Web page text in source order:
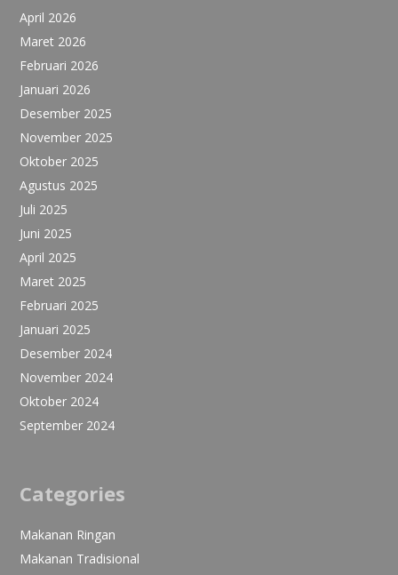
April 2026
Maret 2026
Februari 2026
Januari 2026
Desember 2025
November 2025
Oktober 2025
Agustus 2025
Juli 2025
Juni 2025
April 2025
Maret 2025
Februari 2025
Januari 2025
Desember 2024
November 2024
Oktober 2024
September 2024
Categories
Makanan Ringan
Makanan Tradisional